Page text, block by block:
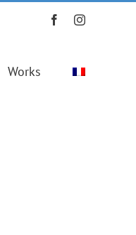
FacebookInstagram
Works